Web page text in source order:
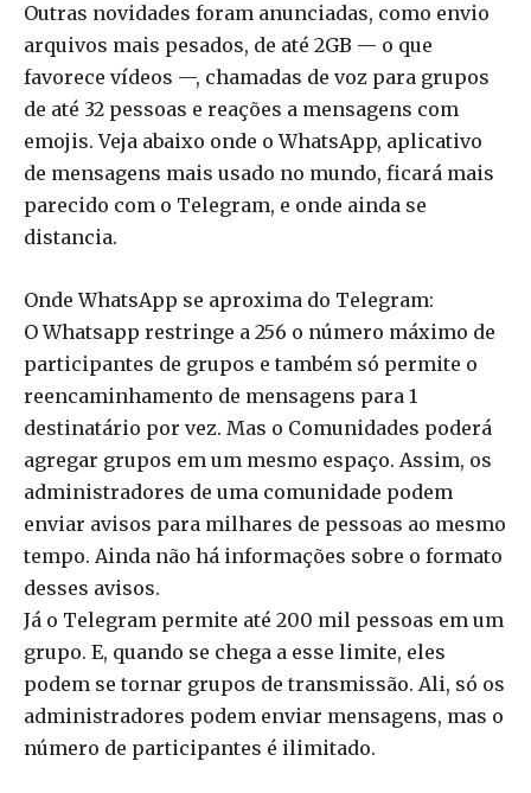
Outras novidades foram anunciadas, como envio
arquivos mais pesados, de até 2GB — o que
favorece vídeos —, chamadas de voz para grupos
de até 32 pessoas e reações a mensagens com
emojis. Veja abaixo onde o WhatsApp, aplicativo
de mensagens mais usado no mundo, ficará mais
parecido com o Telegram, e onde ainda se
distancia.
Onde WhatsApp se aproxima do Telegram:
O Whatsapp restringe a 256 o número máximo de
participantes de grupos e também só permite o
reencaminhamento de mensagens para 1
destinatário por vez. Mas o Comunidades poderá
agregar grupos em um mesmo espaço. Assim, os
administradores de uma comunidade podem
enviar avisos para milhares de pessoas ao mesmo
tempo. Ainda não há informações sobre o formato
desses avisos.
Já o Telegram permite até 200 mil pessoas em um
grupo. E, quando se chega a esse limite, eles
podem se tornar grupos de transmissão. Ali, só os
administradores podem enviar mensagens, mas o
número de participantes é ilimitado.